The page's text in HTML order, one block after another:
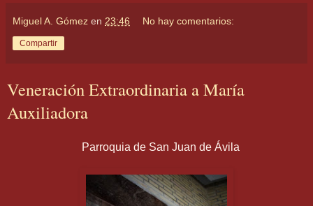
Miguel A. Gómez en 23:46 No hay comentarios:
Compartir
Veneración Extraordinaria a María
Auxiliadora
Parroquia de San Juan de Ávila